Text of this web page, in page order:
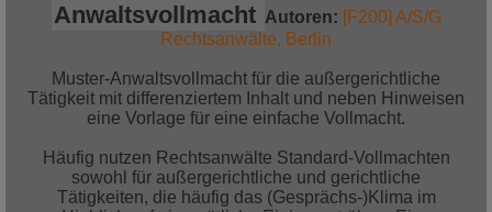
Anwaltsvollmacht Autoren: [F200] A/S/G
Rechtsanwälte, Berlin
Muster-Anwaltsvollmacht für die außergerichtliche
Tätigkeit mit differenziertem Inhalt und neben Hinweisen
eine Vorlage für eine einfache Vollmacht.
Häufig nutzen Rechtsanwälte Standard-Vollmachten
sowohl für außergerichtliche und gerichtliche
Tätigkeiten, die häufig das (Gesprächs-)Klima im